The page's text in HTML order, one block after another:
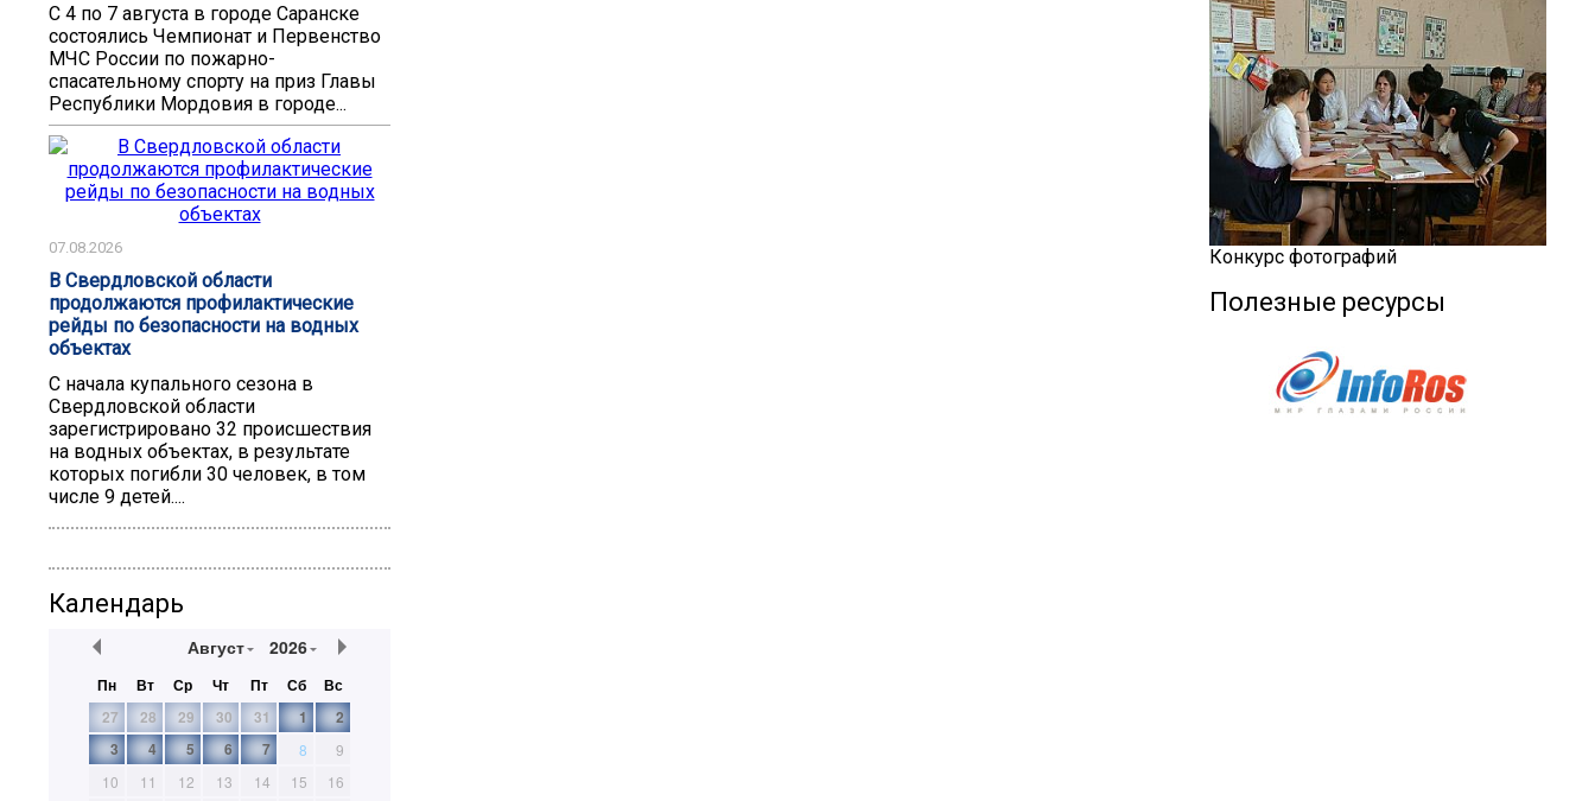
С 4 по 7 августа в городе Саранске
состоялись Чемпионат и Первенство
МЧС России по пожарно-
спасательному спорту на приз Главы
Республики Мордовия в городе...
07.08.2026
В Свердловской области
продолжаются профилактические
рейды по безопасности на водных
объектах
С начала купального сезона в
Свердловской области
зарегистрировано 32 происшествия
на водных объектах, в результате
которых погибли 30 человек, в том
числе 9 детей....
Календарь
Август 2026
Пн Вт Ср Чт Пт Сб
Вс
27
28 29 30 31 1
2
3
4 5 6 7 8
9
10
11 12 13 14 15
16
Конкурс фотографий
Полезные ресурсы